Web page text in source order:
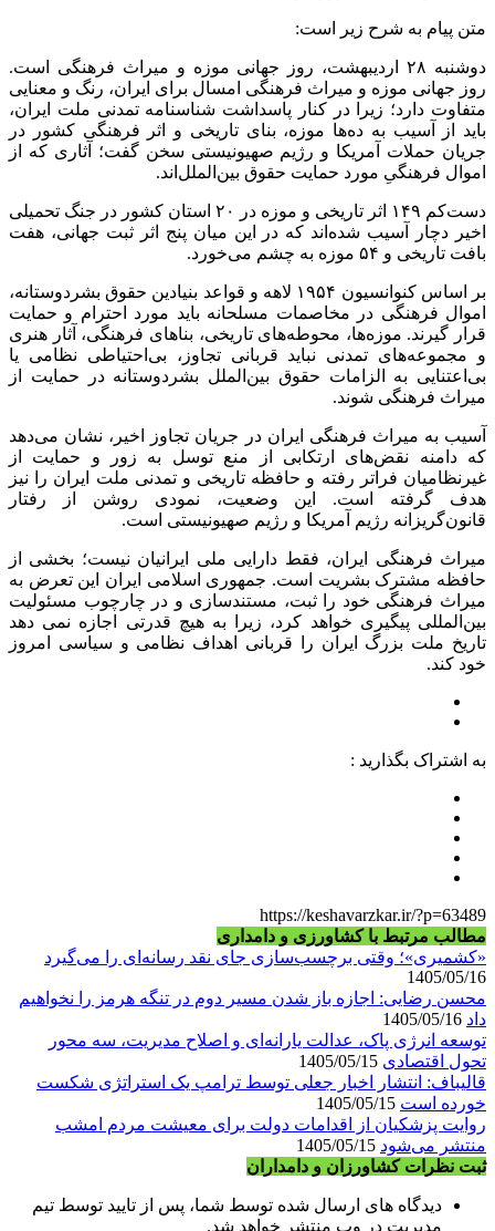
متن پیام به شرح زیر است:
دوشنبه ۲۸ اردیبهشت، روز جهانی موزه و میراث فرهنگی است.
روز جهانی موزه و میراث فرهنگی امسال برای ایران، رنگ و معنایی
متفاوت دارد؛ زیرا در کنار پاسداشت شناسنامه تمدنی ملت ایران،
باید از آسیب به ده‌ها موزه، بنای تاریخی و اثر فرهنگی کشور در
جریان حملات آمریکا و رژیم صهیونیستی سخن گفت؛ آثاری که از
اموال فرهنگیِ مورد حمایت حقوق بین‌الملل‌اند.
دست‌کم ۱۴۹ اثر تاریخی و موزه در ۲۰ استان کشور در جنگ تحمیلی
اخیر دچار آسیب شده‌اند که در این میان پنج اثر ثبت‌ جهانی، هفت
بافت تاریخی و ۵۴ موزه به چشم می‌خورد.
بر اساس کنوانسیون ۱۹۵۴ لاهه و قواعد بنیادین حقوق بشردوستانه،
اموال فرهنگی در مخاصمات مسلحانه باید مورد احترام و حمایت
قرار گیرند. موزه‌ها، محوطه‌های تاریخی، بناهای فرهنگی، آثار هنری
و مجموعه‌های تمدنی نباید قربانی تجاوز، بی‌احتیاطی نظامی یا
بی‌اعتنایی به الزامات حقوق بین‌الملل بشردوستانه در حمایت از
میراث فرهنگی شوند.
آسیب به میراث فرهنگی ایران در جریان تجاوز اخیر، نشان می‌دهد
که دامنه نقض‌های ارتکابی از منع توسل به زور و حمایت از
غیرنظامیان فراتر رفته و حافظه تاریخی و تمدنی ملت ایران را نیز
هدف گرفته است. این وضعیت، نمودی روشن از رفتار
قانون‌گریزانه رژیم آمریکا و رژیم صهیونیستی است.
میراث فرهنگی ایران، فقط دارایی ملی ایرانیان نیست؛ بخشی از
حافظه مشترک بشریت است. جمهوری اسلامی ایران این تعرض به
میراث فرهنگی خود را ثبت، مستندسازی و در چارچوب مسئولیت
بین‌المللی پیگیری خواهد کرد، زیرا به هیچ قدرتی اجازه نمی دهد
تاریخ ملت بزرگ ایران را قربانی اهداف نظامی و سیاسی امروز
خود کند.
به اشتراک بگذارید :
https://keshavarzkar.ir/?p=63489
مطالب مرتبط با کشاورزی و دامداری
«کشمیری»؛ وقتی برچسب‌سازی جای نقد رسانه‌ای را می‌گیرد
1405/05/16
محسن رضایی: اجازه باز شدن مسیر دوم در تنگه هرمز را نخواهیم
داد
توسعه انرژی پاک، عدالت یارانه‌ای و اصلاح مدیریت، سه محور
تحول اقتصادی
قالیباف: انتشار اخبار جعلی توسط ترامپ یک استراتژی شکست
خورده است
روایت پزشکیان از اقدامات دولت برای معیشت مردم امشب
منتشر می‌شود
ثبت نظرات کشاورزان و دامداران
دیدگاه های ارسال شده توسط شما، پس از تایید توسط تیم
مدیریت در وب منتشر خواهد شد.